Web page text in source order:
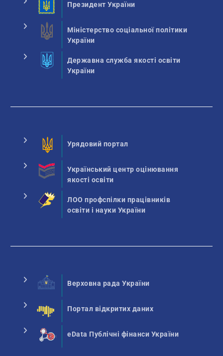
Президент України
Міністерство соціальної політики
України
Державна служба якості освіти
України
Урядовий портал
Український центр оцінювання
якості освіти
ЛОО профспілки працівників
освіти і науки України
Верховна рада України
Портал відкритих даних
eData Публічні фінанси України